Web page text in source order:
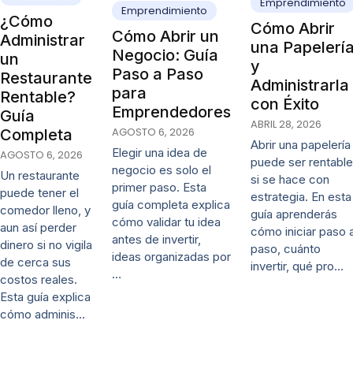
¿Cómo
Administrar
un
Restaurante
Rentable?
Guía
Completa
AGOSTO 6, 2026
Un restaurante
puede tener el
comedor lleno, y
aun así perder
dinero si no vigila
de cerca sus
costos reales.
Esta guía explica
cómo adminis…
Emprendimiento
Cómo Abrir un
Negocio: Guía
Paso a Paso
para
Emprendedores
AGOSTO 6, 2026
Elegir una idea de
negocio es solo el
primer paso. Esta
guía completa explica
cómo validar tu idea
antes de invertir,
ideas organizadas por
…
Cómo Abrir
una
y
Administrarla
con Éxito
ABRIL 28, 2026
Abrir una papelería
puede ser rentable
si se hace con
estrategia. En esta
guía aprenderás
cómo iniciar paso
paso, cuánto
invertir, qué pro…